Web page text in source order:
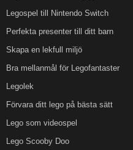
Legospel till Nintendo Switch
Perfekta presenter till ditt barn
Skapa en lekfull miljö
Bra mellanmål för Legofantaster
Legolek
Förvara ditt lego på bästa sätt
Lego som videospel
Lego Scooby Doo